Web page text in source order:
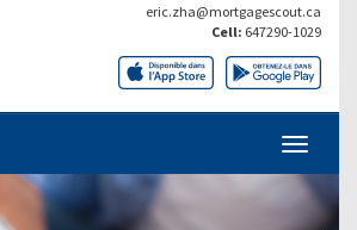
eric.zha@mortgagescout.ca
Cell: 647290-1029